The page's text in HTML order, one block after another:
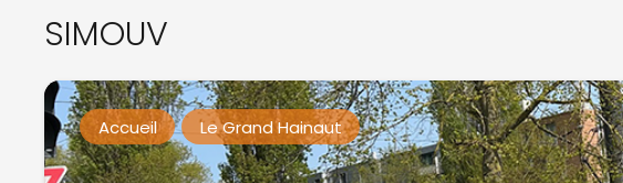
SIMOUV
Accueil Le Grand Hainaut